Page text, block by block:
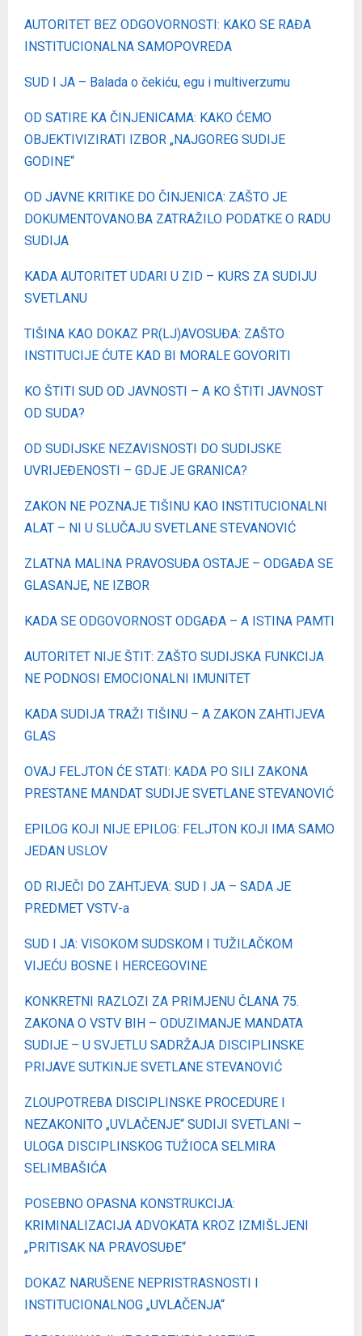
AUTORITET BEZ ODGOVORNOSTI: KAKO SE RAĐA
INSTITUCIONALNA SAMOPOVREDA
SUD I JA – Balada o čekiću, egu i multiverzumu
OD SATIRE KA ČINJENICAMA: KAKO ĆEMO
OBJEKTIVIZIRATI IZBOR „NAJGOREG SUDIJE
GODINE“
OD JAVNE KRITIKE DO ČINJENICA: ZAŠTO JE
DOKUMENTOVANO.BA ZATRAŽILO PODATKE O RADU
SUDIJA
KADA AUTORITET UDARI U ZID – KURS ZA SUDIJU
SVETLANU
TIŠINA KAO DOKAZ PR(LJ)AVOSUĐA: ZAŠTO
INSTITUCIJE ĆUTE KAD BI MORALE GOVORITI
KO ŠTITI SUD OD JAVNOSTI – A KO ŠTITI JAVNOST
OD SUDA?
OD SUDIJSKE NEZAVISNOSTI DO SUDIJSKE
UVRIJEĐENOSTI – GDJE JE GRANICA?
ZAKON NE POZNAJE TIŠINU KAO INSTITUCIONALNI
ALAT – NI U SLUČAJU SVETLANE STEVANOVIĆ
ZLATNA MALINA PRAVOSUĐA OSTAJЕ – ODGAĐA SE
GLASANJE, NE IZBOR
KADA SE ODGOVORNOST ODGAĐA – A ISTINA PAMTI
AUTORITET NIJE ŠTIT: ZAŠTO SUDIJSKA FUNKCIJA
NE PODNOSI EMOCIONALNI IMUNITET
KADA SUDIJA TRAŽI TIŠINU – A ZAKON ZAHTIJEVA
GLAS
OVAJ FELJTON ĆE STATI: KADA PO SILI ZAKONA
PRESTANE MANDAT SUDIJE SVETLANE STEVANOVIĆ
EPILOG KOJI NIJE EPILOG: FELJTON KOJI IMA SAMO
JEDAN USLOV
OD RIJEČI DO ZAHTJEVA: SUD I JA – SADA JE
PREDMET VSTV-a
SUD I JA: VISOKOM SUDSKOM I TUŽILAČKOM
VIJEĆU BOSNE I HERCEGOVINE
KONKRETNI RAZLOZI ZA PRIMJENU ČLANA 75.
ZAKONA O VSTV BIH – ODUZIMANJE MANDATA
SUDIJE – U SVJETLU SADRŽAJA DISCIPLINSKE
PRIJAVE SUTKINJE SVETLANE STEVANOVIĆ
ZLOUPOTREBA DISCIPLINSKE PROCEDURE I
NEZAKONITO „UVLAČENJE“ SUDIJI SVETLANI –
ULOGA DISCIPLINSKOG TUŽIOCA SELMIRA
SELIMBAŠIĆA
POSEBNO OPASNA KONSTRUKCIJA:
KRIMINALIZACIJA ADVOKATA KROZ IZMIŠLJENI
„PRITISAK NA PRAVOSUĐE“
DOKAZ NARUŠENE NEPRISTRASNOSTI I
INSTITUCIONALNOG „UVLAČENJA“